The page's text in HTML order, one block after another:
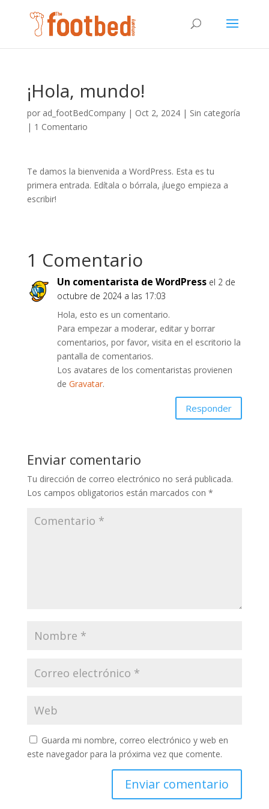
¡Hola, mundo!
por ad_footBedCompany| Oct 2, 2024| Sin categoría
| 1 Comentario
Te damos la bienvenida a WordPress. Esta es tu
primera entrada. Edítala o bórrala, ¡luego empieza a
escribir!
1 Comentario
Un comentarista de WordPress el 2 de
octubre de 2024 a las 17:03
Hola, esto es un comentario.
Para empezar a moderar, editar y borrar
comentarios, por favor, visita en el escritorio la
pantalla de comentarios.
Los avatares de los comentaristas provienen
de Gravatar.
Responder
Enviar comentario
Tu dirección de correo electrónico no será publicada.
Los campos obligatorios están marcados con *
Guarda mi nombre, correo electrónico y web en
este navegador para la próxima vez que comente.